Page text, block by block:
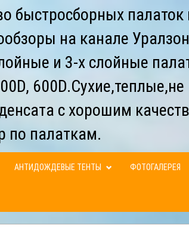
быстросборных палаток
на канале
и 3-х слойные
600D.Сухие,теплые,не
с хорошим
по палаткам.
АНТИДОЖДЕВЫЕ ТЕНТЫ ФОТОГАЛЕРЕЯ